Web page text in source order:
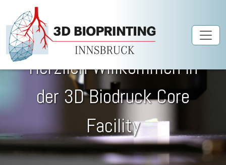
Skip to main content
Herzlich Willkommen in
der 3D Biodruck Core
Facility